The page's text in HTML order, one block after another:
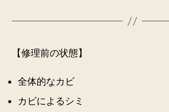
【修理前の状態】
全体的なカビ
カビによるシミ